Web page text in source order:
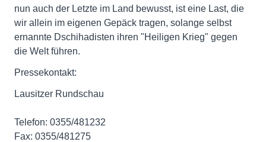
nun auch der Letzte im Land bewusst, ist eine Last, die
wir allein im eigenen Gepäck tragen, solange selbst
ernannte Dschihadisten ihren "Heiligen Krieg" gegen
die Welt führen.
Pressekontakt:
Lausitzer Rundschau
Telefon: 0355/481232
Fax: 0355/481275